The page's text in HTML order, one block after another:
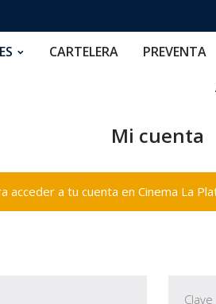
CARTELERA PREVENTA
Mi cuenta
acceder a tu cuenta en Cinema La